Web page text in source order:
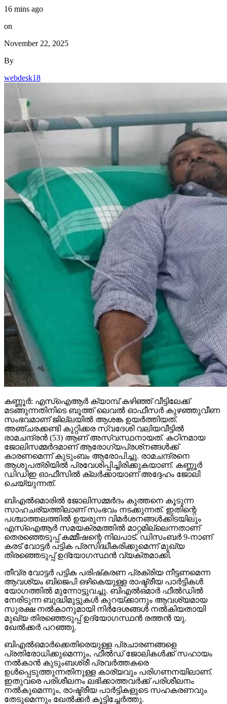
16 mins ago
on
November 22, 2025
By
webdesk18
കണ്ണൂര്‍: എസ്ഐആര്‍ ക്യാമ്പ് കഴിഞ്ഞ് വീട്ടിലേക്ക്
മടങ്ങുന്നതിനിടെ ബൂത്ത് ലെവല്‍ ഓഫീസര്‍ കുഴഞ്ഞുവീണ
സംഭവമാണ് ജില്ലയില്‍ ആശങ്ക ഉയര്‍ത്തിയത്.
അഞ്ചരക്കണ്ടി കുറ്റിക്കര സ്വദേശി വലിയവീട്ടില്‍
രാമചന്ദ്രന്‍ (53) ആണ് അസ്വസ്ഥനായത്. കഠിനമായ
ജോലിസമ്മര്‍ദമാണ് ആരോഗ്യപ്രശ്‌നങ്ങള്‍ക്ക്
കാരണമെന്ന് കുടുംബം ആരോപിച്ചു. രാമചന്ദ്രനെ
ആശുപത്രിയില്‍ പ്രവേശിപ്പിച്ചിരിക്കുകയാണ്. കണ്ണൂര്‍
ഡിഡിഇ ഓഫീസില്‍ ക്ലര്‍ക്കായാണ് അദ്ദേഹം ജോലി
ചെയ്യുന്നത്.
ബിഎല്‍ഒമാരില്‍ ജോലിസമ്മര്‍ദം കുത്തനെ കൂടുന്ന
സാഹചര്യത്തിലാണ് സംഭവം നടക്കുന്നത്. ഇതിന്റെ
പശ്ചാത്തലത്തില്‍ ഉയരുന്ന വിമര്‍ശനങ്ങള്‍ക്കിടയിലും
എസ്ഐആര്‍ സമയക്രമത്തില്‍ മാറ്റമില്ലെന്നതാണ്
തെരഞ്ഞെടുപ്പ് കമ്മീഷന്റെ നിലപാട്. ഡിസംബര്‍ 9-നാണ്
കരട് വോട്ടര്‍ പട്ടിക പ്രസിദ്ധീകരിക്കുമെന്ന് മുഖ്യ
തിരഞ്ഞെടുപ്പ് ഉദ്യോഗസ്ഥന്‍ വ്യക്തമാക്കി.
തീവ്ര വോട്ടര്‍ പട്ടിക പരിഷ്‌കരണ പ്രക്രിയ നീട്ടണമെന്ന
ആവശ്യം ബിജെപി ഒഴികെയുള്ള രാഷ്ട്രീയ പാര്‍ട്ടികള്‍
യോഗത്തില്‍ മുന്നോട്ടുവച്ചു. ബിഎല്‍ഒമാര്‍ ഫീല്‍ഡില്‍
നേരിടുന്ന ബുദ്ധിമുട്ടുകള്‍ കുറയ്ക്കാനും ആവശ്യമായ
സുരക്ഷ നല്‍കാനുമായി നിര്‍ദേശങ്ങള്‍ നല്‍കിയതായി
മുഖ്യ തിരഞ്ഞെടുപ്പ് ഉദ്യോഗസ്ഥന്‍ രത്തന്‍ യു.
ഖേല്‍ക്കര്‍ പറഞ്ഞു.
ബിഎല്‍ഒമാര്‍ക്കെതിരെയുള്ള പ്രചാരണങ്ങളെ
പ്രതിരോധിക്കുമെന്നും, ഫീല്‍ഡ് ജോലികള്‍ക്ക് സഹായം
നല്‍കാന്‍ കുടുംബശ്രീ പ്രവര്‍ത്തകരെ
ഉള്‍പ്പെടുത്തുന്നതിനുള്ള കാര്യവും പരിഗണനയിലാണ്.
ഇതുവരെ പരിശീലനം ലഭിക്കാത്തവര്‍ക്ക് പരിശീലനം
നല്‍കുമെന്നും, രാഷ്ട്രീയ പാര്‍ട്ടികളുടെ സഹകരണവും
തേടുമെന്നും ഖേല്‍ക്കര്‍ കൂട്ടിച്ചേര്‍ത്തു.